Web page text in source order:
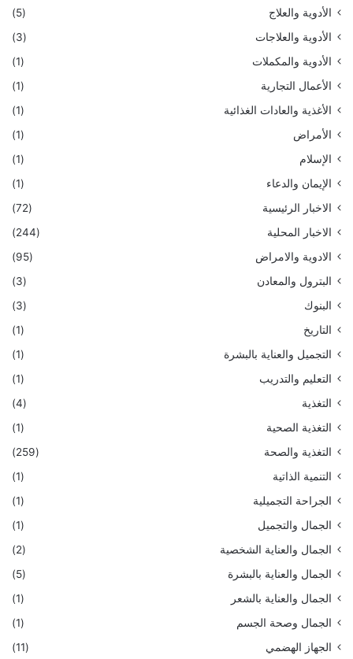
الأدوية والعلاج
(5)
الأدوية والعلاجات
(3)
الأدوية والمكملات
(1)
الأعمال التجارية
(1)
الأغذية والعادات الغذائية
(1)
الأمراض
(1)
الإسلام
(1)
الإيمان والدعاء
(1)
الاخبار الرئيسية
(72)
الاخبار المحلية
(244)
الادوية والامراض
(95)
البترول والمعادن
(3)
البنوك
(3)
التاريخ
(1)
التجميل والعناية بالبشرة
(1)
التعليم والتدريب
(1)
التغذية
(4)
التغذية الصحية
(1)
التغذية والصحة
(259)
التنمية الذاتية
(1)
الجراحة التجميلية
(1)
الجمال والتجميل
(1)
الجمال والعناية الشخصية
(2)
الجمال والعناية بالبشرة
(5)
الجمال والعناية بالشعر
(1)
الجمال وصحة الجسم
(1)
الجهاز الهضمي
(11)